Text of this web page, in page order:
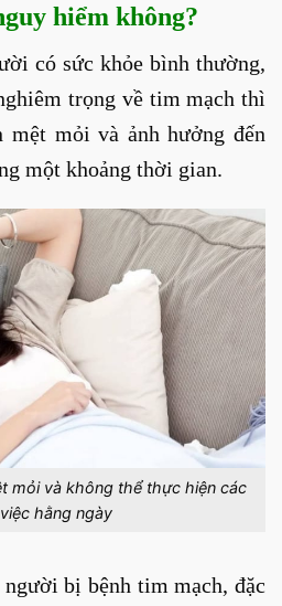
hiểm không?
có sức khỏe bình thường,
trọng về tim mạch thì
mệt mỏi và ảnh hưởng đến
một khoảng thời gian.
mỏi và không thể thực hiện các
hằng ngày
bị bệnh tim mạch, đặc